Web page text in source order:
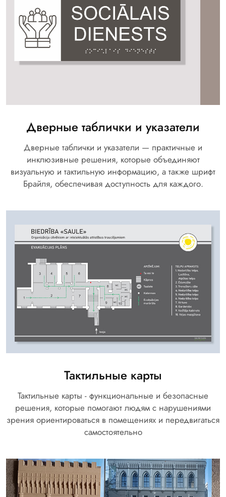
Дверные таблички и указатели
Дверные таблички и указатели — практичные и
инклюзивные решения, которые объединяют
визуальную и тактильную информацию, а также шрифт
Брайля, обеспечивая доступность для каждого.
Тактильные карты
Тактильные карты - функциональные и безопасные
решения, которые помогают людям с нарушениями
зрения ориентироваться в помещениях и передвигаться
самостоятельно